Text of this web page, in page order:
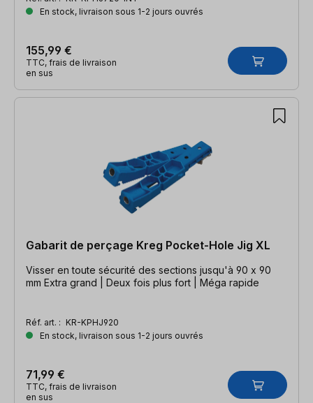
En stock, livraison sous 1-2 jours ouvrés
155,99 €
TTC, frais de livraison
en sus
Gabarit de perçage Kreg Pocket-Hole Jig XL
Visser en toute sécurité des sections jusqu'à 90 x 90
mm Extra grand | Deux fois plus fort | Méga rapide
Réf. art. : KR-KPHJ920
En stock, livraison sous 1-2 jours ouvrés
71,99 €
TTC, frais de livraison
en sus